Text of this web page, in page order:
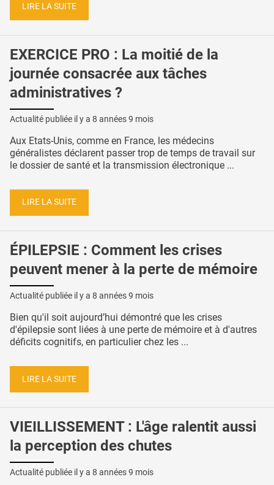
LIRE LA SUITE
EXERCICE PRO : La moitié de la
journée consacrée aux tâches
administratives ?
Actualité publiée il y a 8 années 9 mois
Aux Etats-Unis, comme en France, les médecins
généralistes déclarent passer trop de temps de travail sur
le dossier de santé et la transmission électronique ...
LIRE LA SUITE
ÉPILEPSIE : Comment les crises
peuvent mener à la perte de mémoire
Actualité publiée il y a 8 années 9 mois
Bien qu'il soit aujourd’hui démontré que les crises
d'épilepsie sont liées à une perte de mémoire et à d'autres
déficits cognitifs, en particulier chez les ...
LIRE LA SUITE
VIEILLISSEMENT : L'âge ralentit aussi
la perception des chutes
Actualité publiée il y a 8 années 9 mois